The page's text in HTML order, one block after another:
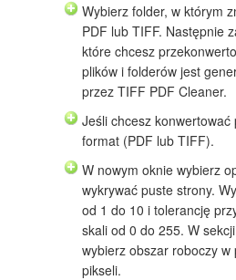
Wybierz folder, w którym
PDF lub TIFF. Następnie
które chcesz
plików i folderów jest
przez TIFF PDF Cleaner.
Jeśli chcesz
format (PDF lub TIFF).
W nowym oknie wybierz
wykrywać puste strony.
od 1 do 10 i tolerancję
skali od 0 do 255. W
wybierz obszar roboczy
pikseli.